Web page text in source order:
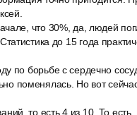
что 30%, да, людей
до 15 года
по борьбе с сердечно
поменялась. Но вот
то есть 4 из 10. То есть,